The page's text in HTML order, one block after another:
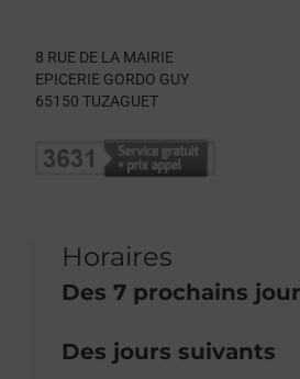
8 RUE DE LA MAIRIE
EPICERIE GORDO GUY
65150 TUZAGUET
Horaires
Des 7 prochains
Lundi
Fermé
Des jours suivants